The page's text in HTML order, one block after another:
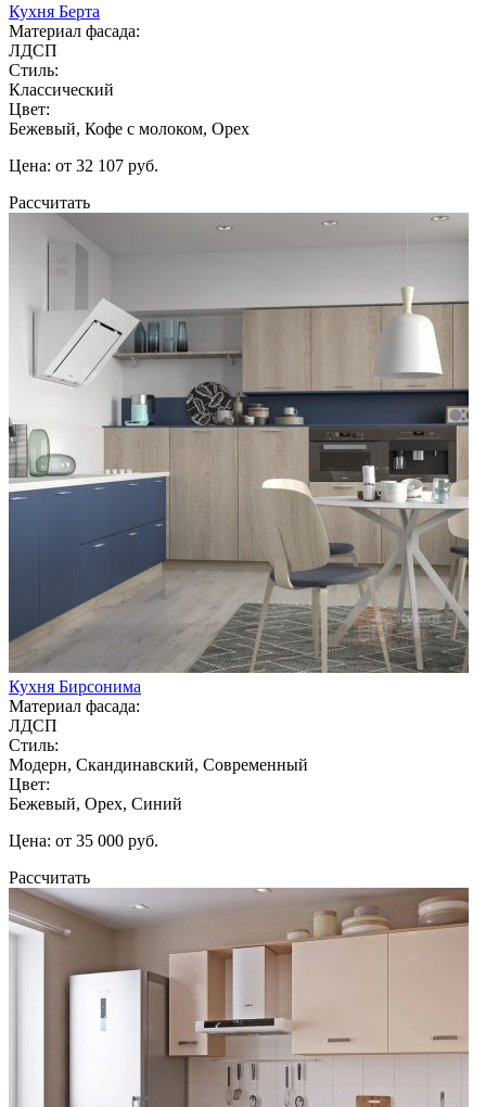
Кухня Берта
Материал фасада:
ЛДСП
Стиль:
Классический
Цвет:
Бежевый, Кофе с молоком, Орех
Цена: от 32 107 руб.
Рассчитать
Кухня Бирсонима
Материал фасада:
ЛДСП
Стиль:
Модерн, Скандинавский, Современный
Цвет:
Бежевый, Орех, Синий
Цена: от 35 000 руб.
Рассчитать